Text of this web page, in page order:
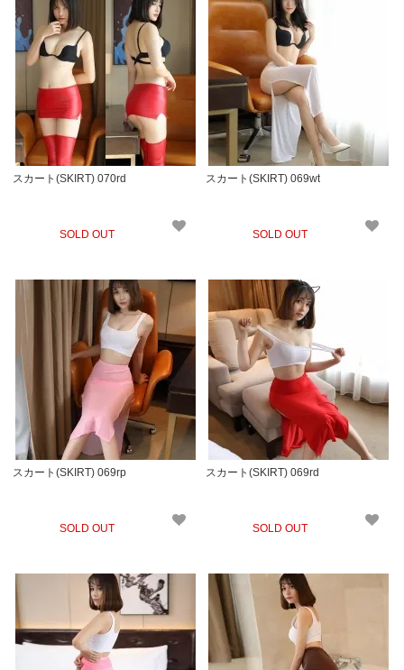
スカート(SKIRT) 070rd
SOLD OUT
スカート(SKIRT) 069wt
SOLD OUT
スカート(SKIRT) 069rp
SOLD OUT
スカート(SKIRT) 069rd
SOLD OUT